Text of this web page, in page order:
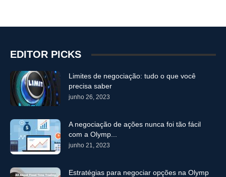
EDITOR PICKS
Limites de negociação: tudo o que você
precisa saber
junho 26, 2023
A negociação de ações nunca foi tão fácil
com a Olymp...
junho 21, 2023
Estratégias para negociar opções na Olymp